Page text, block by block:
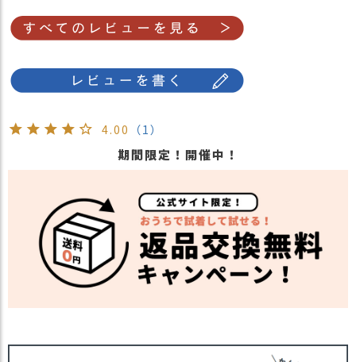
す。ご不安な事などございましたらお気軽にお
問い合わせ下さい。
関連商品
他の人気デザインワッチはこちら
カラー
・ブラック 黒色 BLACK
・ベージュ 薄茶色 BEIGE
・チャコールグレー ねずみ色 CHARCOAL
GRAY
・グレーカーキ 灰色 GRAY KHAKI
・ネイビー 紺色 NAVY
・ピンク 桃色 PINK
4.00 （1）
期間限定！開催中！